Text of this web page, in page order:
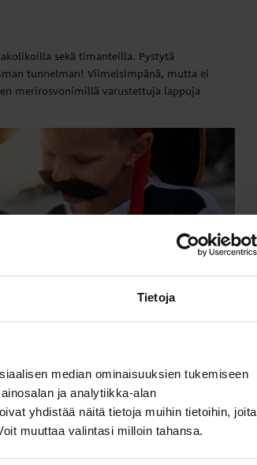
Tietoja
median ominaisuuksien tukemiseen
ja analytiikka-alan
yhdistää näitä tietoja muihin tietoihin, joita
muuttaa valintasi milloin tahansa.
sekä timanteilla. Pystytä
tunnelman! Viimeisimpänä, mutta ei
merirosvonimillä varustettuja lappuja